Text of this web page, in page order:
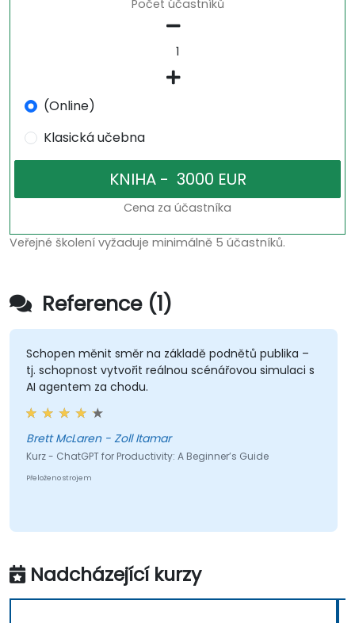
Počet účastníků
(Online)
Klasická učebna
Cena za účastníka
Veřejné školení vyžaduje minimálně 5 účastníků.
Reference (1)
Schopen měnit směr na základě podnětů publika –
tj. schopnost vytvořit reálnou scénářovou simulaci s
AI agentem za chodu.
Brett McLaren - Zoll Itamar
Kurz - ChatGPT for Productivity: A Beginner’s Guide
Přeloženo strojem
Nadcházející kurzy